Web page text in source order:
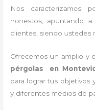
Nos caracterizamos
honestos, apuntando
clientes, siendo
Ofrecemos un amplio y
pérgolas en
para lograr tus objetivos
y diferentes medios de